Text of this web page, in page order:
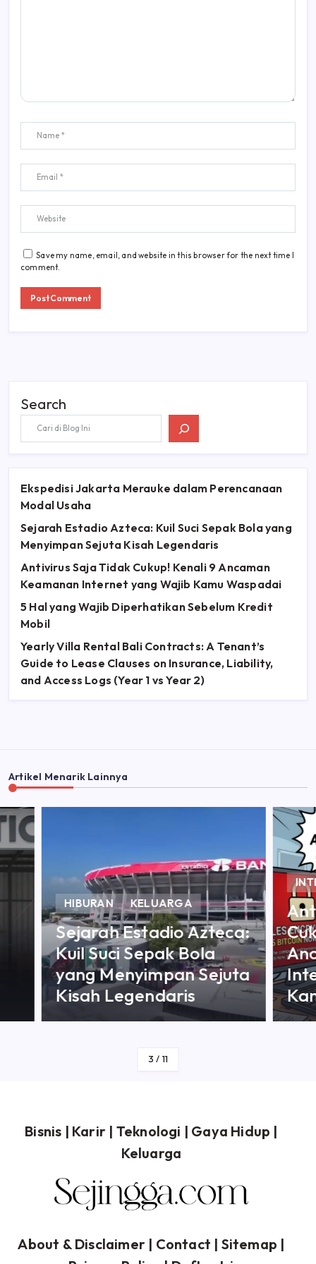
Save my name, email, and website in this browser for the next time I
comment.
Search
Ekspedisi Jakarta Merauke dalam Perencanaan
Modal Usaha
Sejarah Estadio Azteca: Kuil Suci Sepak Bola yang
Menyimpan Sejuta Kisah Legendaris
Antivirus Saja Tidak Cukup! Kenali 9 Ancaman
Keamanan Internet yang Wajib Kamu Waspadai
5 Hal yang Wajib Diperhatikan Sebelum Kredit
Mobil
Yearly Villa Rental Bali Contracts: A Tenant’s
Guide to Lease Clauses on Insurance, Liability,
and Access Logs (Year 1 vs Year 2)
Artikel Menarik Lainnya
INTERNET TEKNOLOGI
Antivirus Saja Tidak
Cukup! Kenali 9
Ancaman Keamanan
Internet yang Wajib
Kamu Waspadai
BySejingga
5
3/11
Bisnis | Karir | Teknologi | Gaya Hidup |
Keluarga
About & Disclaimer | Contact | Sitemap |